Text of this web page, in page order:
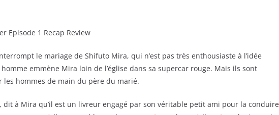
le mariage de Shifuto Mira, qui n’est pas très enthousiaste à l’idée
emmène Mira loin de l’église dans sa supercar rouge. Mais ils sont
hommes de main du père du marié.
dit à Mira qu’il est un livreur engagé par son véritable petit ami pour la conduire